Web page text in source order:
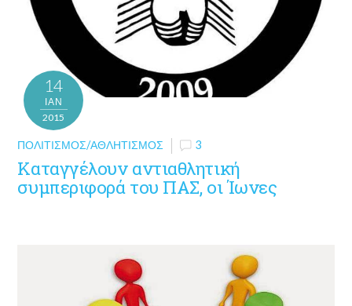
14
ΙΑΝ
2015
ΠΟΛΙΤΙΣΜΌΣ/ΑΘΛΗΤΙΣΜΌΣ 3
Καταγγέλουν αντιαθλητική
συμπεριφορά του ΠΑΣ, οι Ίωνες